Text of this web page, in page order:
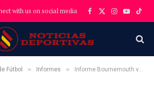
with us on social media Facebook
X
Instagram
YouTube
Fútbol » Informes » Informe Bournemouth vs Nottingham Forest 5-0: Los Cherries golearon al Forest en un choque con implicaciones europeas